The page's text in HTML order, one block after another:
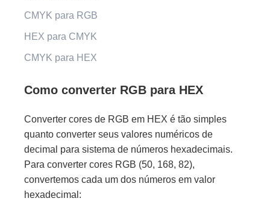
CMYK para RGB
HEX para CMYK
CMYK para HEX
Como converter RGB para HEX
Converter cores de RGB em HEX é tão simples
quanto converter seus valores numéricos de
decimal para sistema de números hexadecimais.
Para converter cores RGB (50, 168, 82),
convertemos cada um dos números em valor
hexadecimal: